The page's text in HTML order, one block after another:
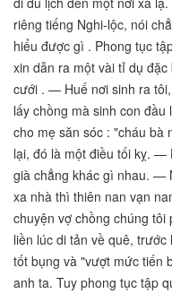
riêng tiếng Nghi-lộc, nói
hiểu được gì . Phong tục
xin dẫn ra một vài tỉ dụ
cưới . — Huế nơi sinh ra
lấy chồng mà sinh con
cho mẹ săn sóc : "cháu
lại, đó là một điều tối kỵ. —
già chẳng khác gì nhau. —
xa nhà thì thiên nan vạn
chuyện vợ chồng chúng
liền lúc di tản về quê,
tốt bụng và "vượt mức tiến
anh ta. Tuy phong tục tập